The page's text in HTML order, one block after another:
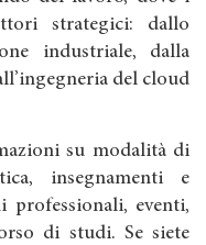
strategici: dallo
industriale, dalla
del cloud
su modalità di
insegnamenti e
professionali, eventi,
di studi. Se siete